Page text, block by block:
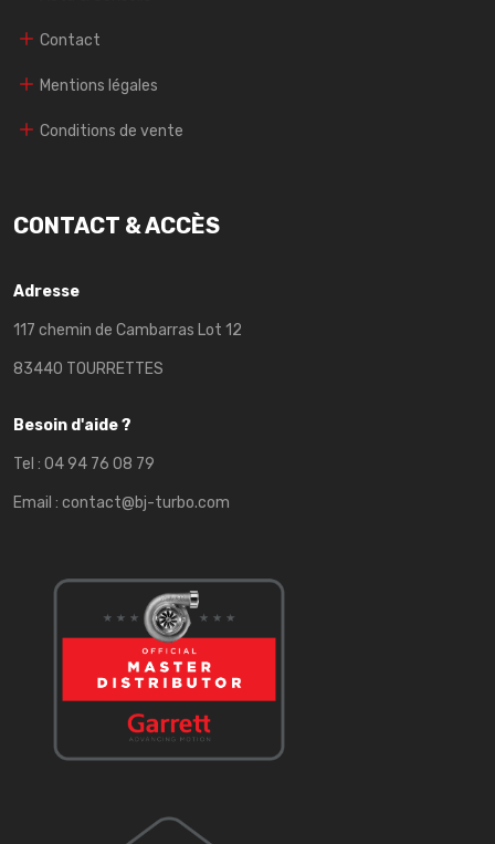
Contact
Mentions légales
Conditions de vente
CONTACT & ACCÈS
Adresse
117 chemin de Cambarras Lot 12
83440 TOURRETTES
Besoin d'aide ?
Tel : 04 94 76 08 79
Email : contact@bj-turbo.com